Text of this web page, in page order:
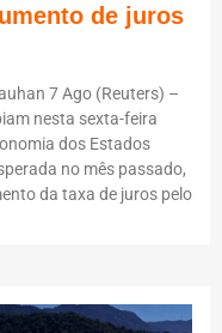
de juros
7 Ago (Reuters) –
nesta sexta-feira
dos Estados
no mês passado,
da taxa de juros pelo